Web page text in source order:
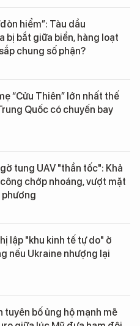
hiểm”: Tàu dầu
bị bắt giữa biển, hàng loạt
chung số phận?
“Cửu Thiên” lớn nhất thế
Quốc có chuyến bay
tung UAV "thần tốc": Khả
chớp nhoáng, vượt mặt
lập "khu kinh tế tự do" ở
nếu Ukraine nhượng lại
tuyên bố ủng hộ mạnh mẽ